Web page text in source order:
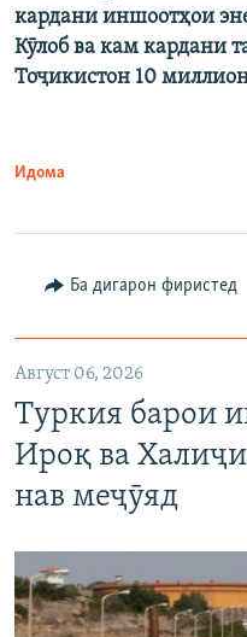
кардани иншоотҳои
Кӯлоб ва кам кардани
Тоҷикистон 10
Идома
Ба дигарон фиристед
Август 06, 2026
Туркия барои
Ироқ ва
нав меҷӯяд